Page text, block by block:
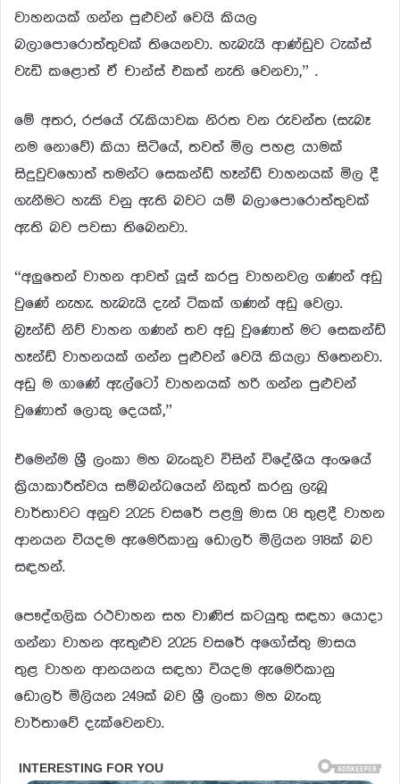
වාහනයක් ගන්න පුළුවන් වෙයි කියල
බලාපොරොත්තුවක් තියෙනවා. හැබැයි ආණ්ඩුව ටැක්ස්
වැඩි කළොත් ඒ චාන්ස් එකත් නැති වෙනවා,” .
මේ අතර, රජයේ රැකියාවක නිරත වන රුවන්ත (සැබෑ
නම නොවේ) කියා සිටියේ, තවත් මිල පහළ යාමක්
සිදුවුවහොත් තමන්ට සෙකන්ඩ් හෑන්ඩ් වාහනයක් මිල දී
ගැනීමට හැකි වනු ඇති බවට යම් බලාපොරොත්තුවක්
ඇති බව පවසා තිබෙනවා.
“අලුතෙන් වාහන ආවත් ‍යූස් කරපු වාහනවල ගණන් අඩු
වුණේ නැහැ. හැබැයි දැන් ටිකක් ගණන් අඩු වෙලා.
බ්‍රෑන්ඩ් නිව් වාහන ගණන් තව අඩු වුණොත් මට සෙකන්ඩ්
හෑන්ඩ් වාහනයක් ගන්න පුළුවන් වෙයි කියලා හිතෙනවා.
අඩු ම ගාණේ ඇල්ටෝ වාහනයක් හරි ගන්න පුළුවන්
වුණොත් ලොකු දෙයක්,”
එමෙන්ම ශ්‍රී ලංකා මහ බැංකුව විසින් විදේශීය අංශයේ
ක්‍රියාකාරීත්වය සම්බන්ධයෙන් නිකුත් කරනු ලැබූ
වාර්තාවට අනුව 2025 වසරේ පළමු මාස 08 තුළදී වාහන
ආනයන වියදම ඇමෙරිකානු ඩොලර් මිලියන 918ක් බව
සඳහන්.
පෞද්ගලික රථවාහන සහ වාණිජ කටයුතු සඳහා යොදා
ගන්නා වාහන ඇතුළුව 2025 වසරේ අගෝස්තු මාසය
තුළ වාහන ආනයනය සඳහා වියදම ඇමෙරිකානු
ඩොලර් මිලියන 249ක් බව ශ්‍රී ලංකා මහ බැංකු
වාර්තාවේ දැක්වෙනවා.